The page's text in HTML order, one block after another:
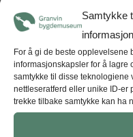
Samtykke
For å gi de beste opplevelsene
informasjonskapsler for å lagre
samtykke til disse teknologiene
nettleseratferd eller unike ID-er
trekke tilbake samtykke kan ha
STAD
Agatunet
5776 Nå